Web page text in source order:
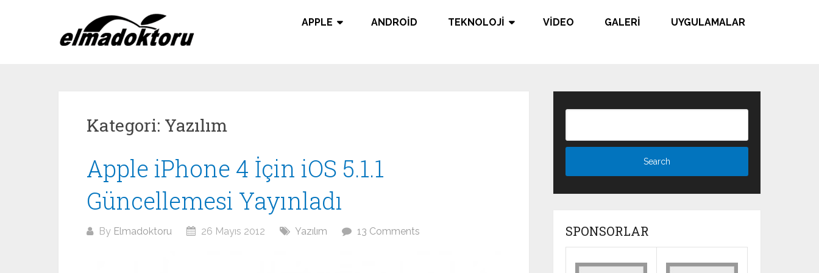
APPLE ANDROID TEKNOLOJI VIDEO GALERI UYGULAMALAR
Kategori: Yazılım
Apple iPhone 4 İçin iOS 5.1.1
Güncellemesi Yayınladı
By Elmadoktoru 26 Mayıs 2012 Yazılım 13 Comments SPONSORLAR